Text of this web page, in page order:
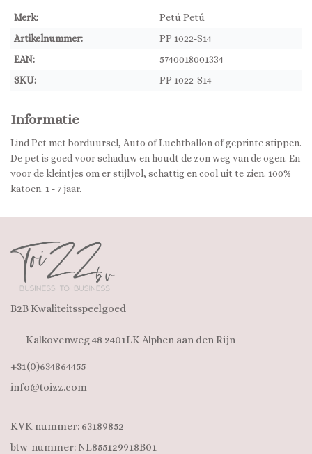
Merk:
Petú Petú
Artikelnummer:
PP 1022-S14
EAN:
5740018001334
SKU:
PP 1022-S14
Informatie
Lind Pet met borduursel, Auto of Luchtballon of geprinte stippen.
De pet is goed voor schaduw en houdt de zon weg van de ogen. En
voor de kleintjes om er stijlvol, schattig en cool uit te zien. 100%
katoen. 1 - 7 jaar.
B2B Kwaliteitsspeelgoed
Kalkovenweg 48 2401LK Alphen aan den Rijn
+31(0)634864455
info@toizz.com
KVK nummer: 63189852
btw-nummer: NL855129918B01